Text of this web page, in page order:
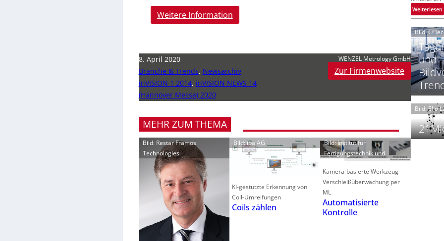
Weitere Information
8. April 2020
Branche & Trends, Newsarchiv
inVISION 1 2014, inVISION NEWS 14
(Hannover Messe) 2020
WENZEL Metrology GmbH
Zur Firmenwebsite
MEHR ZUM THEMA
Bild: Restar Framos
Technologies
Bild: iba AG
KI-gestützte Erkennung von
Coil-Umreifungen
Coils zählen
Bild: Institut für
Fertigungstechnik und
Kamera-basierte Werkzeug-
Verschleißüberwachung per
ML
Automatisierte
Kontrolle
l
N
s
‘
s
i
i
t
E
v
t
z
r
r
Weiterlesen:
s
t
r
r
s
Bild:
und
Bild: Elio